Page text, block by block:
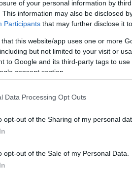
of your personal information by
This information may also be disclosed
Participants that may further disclose it
that this website/app uses one or more
but not limited to your visit or
to Google and its third-party tags to
consent section.
Data Processing Opt Outs
opt-out of the Sharing of my personal
opt-out of the Sale of my Personal Data.
su honor
no entra en detalles sobre las